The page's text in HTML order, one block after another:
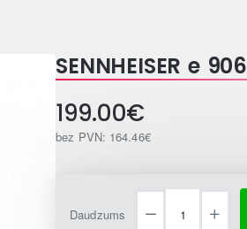
SENNHEISER e 906
199.00€
bez PVN: 164.46€
Daudzums